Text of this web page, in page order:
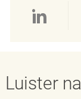
Delen
Luister